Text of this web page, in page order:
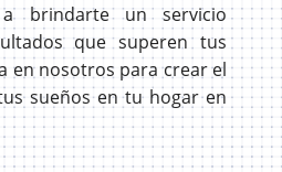
a brindarte un servicio
que superen tus
en nosotros para crear el
sueños en tu hogar en